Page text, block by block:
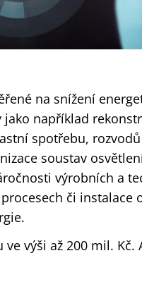
na snížení
například
spotřebu,
soustav
výrobních a
či instalace
výši až 200 mil. Kč.